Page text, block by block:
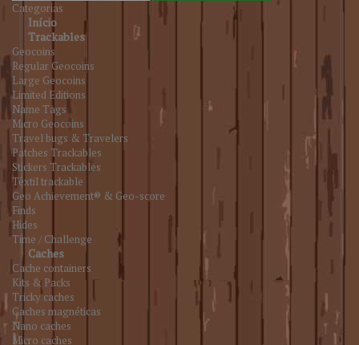
Categorias
Início
Trackables
Geocoins
Regular Geocoins
Large Geocoins
Limited Editions
Name Tags
Micro Geocoins
Travel bugs & Travelers
Patches Trackables
Stickers Trackables
Têxtil trackable
Geo Achievement® & Geo-score
Finds
Hides
Time / Challenge
Caches
Cache containers
Kits & Packs
Tricky caches
Caches magnéticas
Nano caches
Micro caches